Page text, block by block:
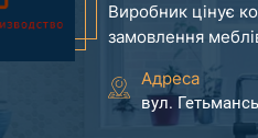
Виробник цінує
замовлення
Адреса
вул.